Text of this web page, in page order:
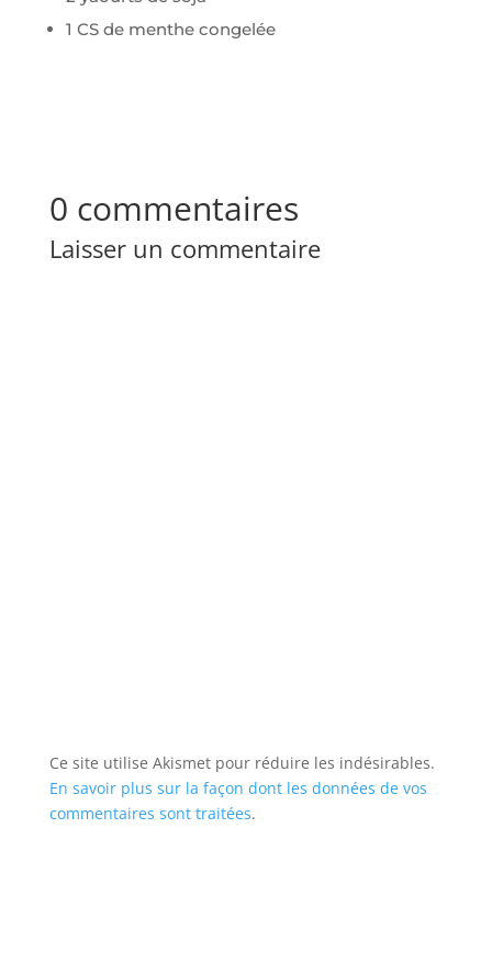
1 CS de menthe congelée
0 commentaires
Laisser un commentaire
Ce site utilise Akismet pour réduire les indésirables.
En savoir plus sur la façon dont les données de vos
commentaires sont traitées.